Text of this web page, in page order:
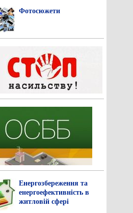
Фотосюжети
Енергозбереження та
енергоефективність в
житловій сфері